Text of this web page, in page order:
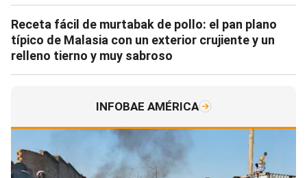
Receta fácil de murtabak de pollo: el pan plano
típico de Malasia con un exterior crujiente y un
relleno tierno y muy sabroso
INFOBAE AMÉRICA